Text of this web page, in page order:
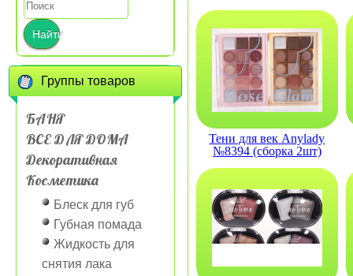
Найти
Группы товаров
БАНЯ
ВСЕ ДЛЯ ДОМА
Декоративная
Косметика
Блеск для губ
Губная помада
Жидкость для
снятия лака
Тени для век Anylady
№8394 (сборка 2шт)